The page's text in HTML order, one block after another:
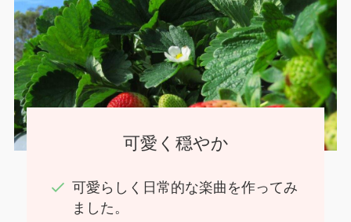
可愛く穏やか
可愛らしく日常的な楽曲を作ってみ
ました。